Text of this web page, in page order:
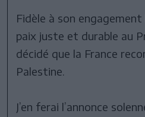
Fidèle à son
paix juste et durable au
décidé que la France
Palestine.
J’en ferai l’annonce